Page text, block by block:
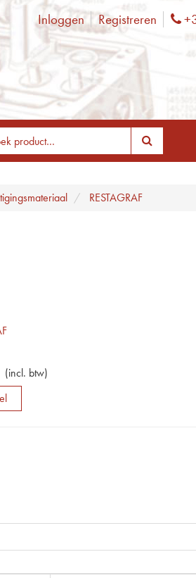
Inloggen Registreren
RESTAGRAF
(incl. btw)